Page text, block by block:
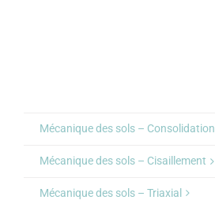
Mécanique des sols – Consolidation
Mécanique des sols – Cisaillement
Mécanique des sols – Triaxial